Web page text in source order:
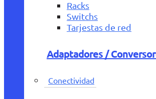
Racks
Switchs
Tarjestas de red
Adaptadores /
Conectividad